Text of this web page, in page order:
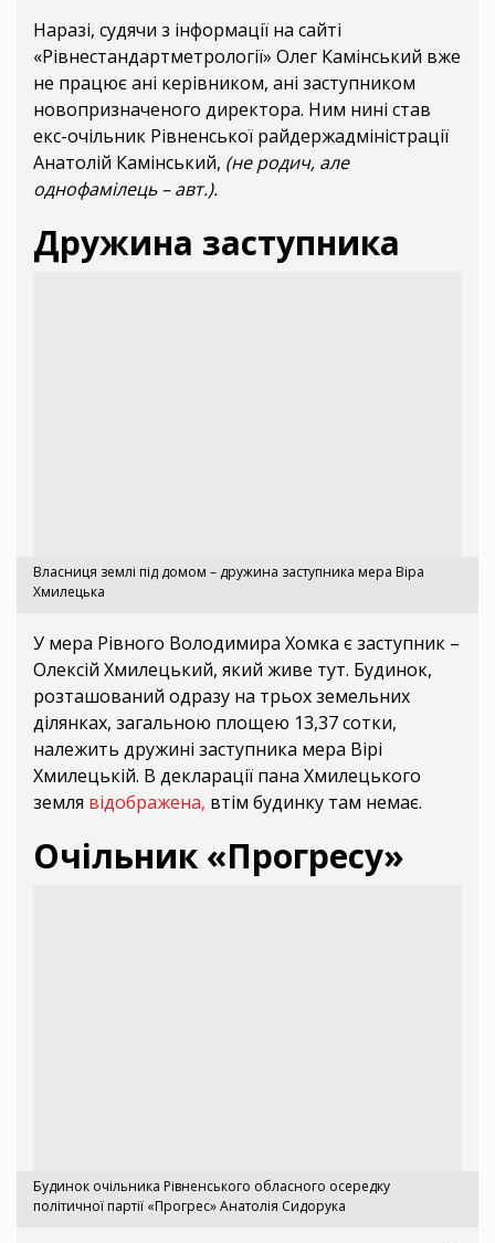
Наразі, судячи з інформації на сайті
«Рівнестандартметрології» Олег Камінський вже
не працює ані керівником, ані заступником
новопризначеного директора. Ним нині став
екс-очільник Рівненської райдержадміністрації
Анатолій Камінський, (не родич, але
однофамілець – авт.).
Дружина заступника
Власниця землі під домом – дружина заступника мера Віра
Хмилецька
У мера Рівного Володимира Хомка є заступник –
Олексій Хмилецький, який живе тут. Будинок,
розташований одразу на трьох земельних
ділянках, загальною площею 13,37 сотки,
належить дружині заступника мера Вірі
Хмилецькій. В декларації пана Хмилецького
земля відображена, втім будинку там немає.
Очільник «Прогресу»
Будинок очільника Рівненського обласного осередку
політичної партії «Прогрес» Анатолія Сидорука